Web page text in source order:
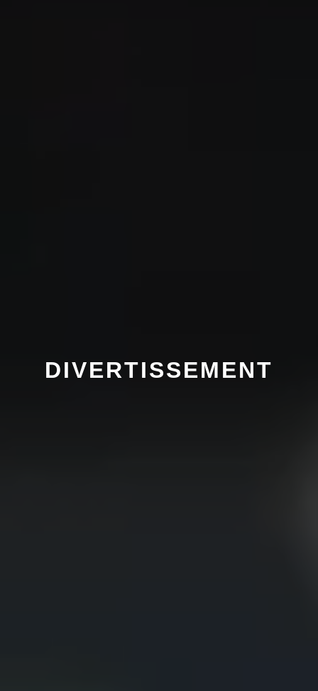
DIVERTISSEMENT